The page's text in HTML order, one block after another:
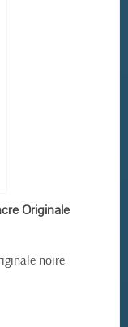
Originale
noire